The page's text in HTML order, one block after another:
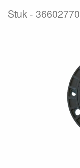
Stuk 36602770